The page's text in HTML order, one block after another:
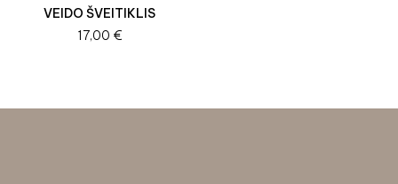
VEIDO ŠVEITIKLIS
17,00 €